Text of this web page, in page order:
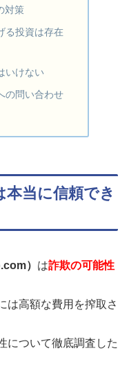
対策
る投資は存在
いけない
の問い合わせ
当に信頼でき
） は詐欺の可能性
は高額な費用を搾取さ
について徹底調査した